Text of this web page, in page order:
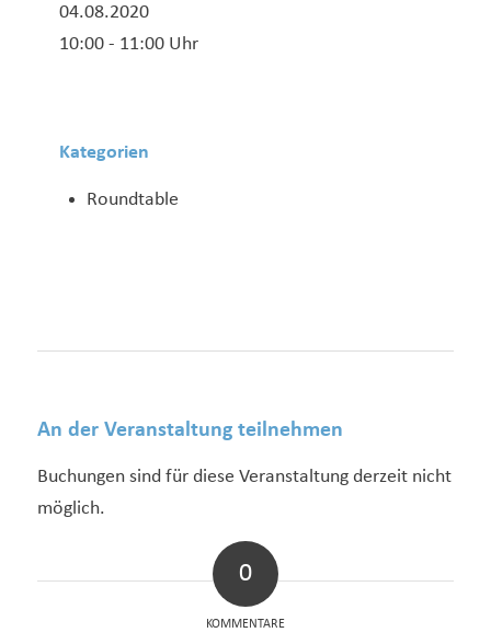
04.08.2020
10:00 - 11:00 Uhr
Kategorien
Roundtable
An der Veranstaltung teilnehmen
Buchungen sind für diese Veranstaltung derzeit nicht
möglich.
0
KOMMENTARE